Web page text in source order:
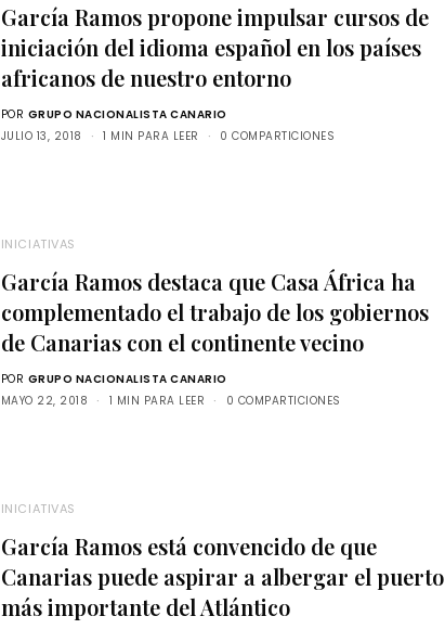
García Ramos propone impulsar cursos de
iniciación del idioma español en los países
africanos de nuestro entorno
POR GRUPO NACIONALISTA CANARIO
JULIO 13, 2018
1 MIN PARA LEER 0 COMPARTICIONES
INICIATIVAS
García Ramos destaca que Casa África ha
complementado el trabajo de los gobiernos
de Canarias con el continente vecino
POR GRUPO NACIONALISTA CANARIO
MAYO 22, 2018
1 MIN PARA LEER 0 COMPARTICIONES
INICIATIVAS
García Ramos está convencido de que
Canarias puede aspirar a albergar el puerto
más importante del Atlántico